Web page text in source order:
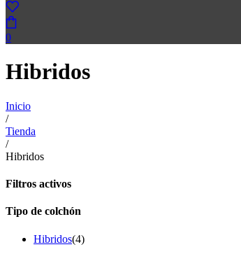
0
Hibridos
Inicio
/
Tienda
/
Hibridos
Filtros activos
Tipo de colchón
Hibridos(4)